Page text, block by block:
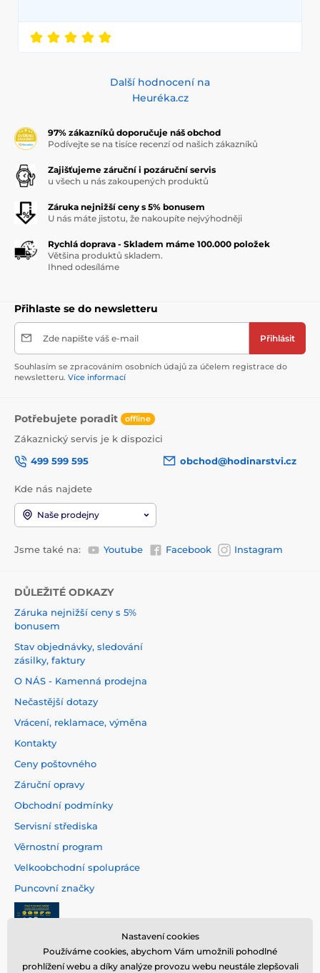
Další hodnocení na
Heuréka.cz
97% zákazníků doporučuje náš obchod
Podívejte se na tisíce recenzí od našich zákazníků
Zajišťujeme záruční i pozáruční servis
u všech u nás zakoupených produktů
Záruka nejnižší ceny s 5% bonusem
U nás máte jistotu, že nakoupíte nejvýhodněji
Rychlá doprava - Skladem máme 100.000 položek
Většina produktů skladem.
Ihned odesíláme
Přihlaste se do newsletteru
Zde napište váš e-mail Přihlásit
Souhlasím se zpracováním osobních údajů za účelem registrace do
newsletteru. Více informací
Potřebujete poradit offline
Zákaznický servis je k dispozici
499 599 595
obchod@hodinarstvi.cz
Kde nás najdete
Naše prodejny
Jsme také na: Youtube Facebook Instagram
DŮLEŽITÉ ODKAZY
Záruka nejnižší ceny s 5%
bonusem
Stav objednávky, sledování
zásilky, faktury
O NÁS - Kamenná prodejna
Nečastější dotazy
Vrácení, reklamace, výměna
Kontakty
Ceny poštovného
Záruční opravy
Obchodní podmínky
Servisní střediska
Věrnostní program
Velkoobchodní spolupráce
Puncovní značky
Nastavení cookies
Používáme cookies, abychom Vám umožnili pohodlné
prohlížení webu a díky analýze provozu webu neustále zlepšovali